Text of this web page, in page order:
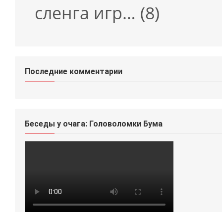
сленга игр… (8)
Последние комментарии
Беседы у очага: Головоломки Бума